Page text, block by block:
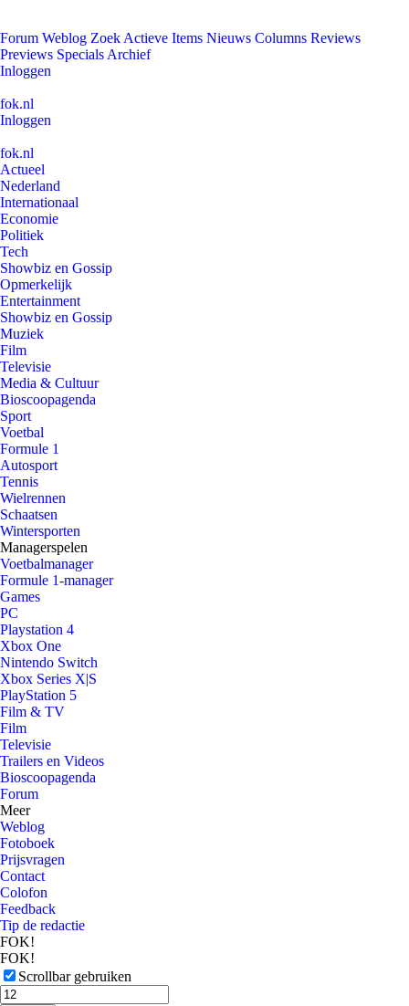
Forum Weblog Zoek Actieve Items Nieuws Columns Reviews
Previews Specials Archief
Inloggen
fok.nl
Inloggen
fok.nl
Actueel
Nederland
Internationaal
Economie
Politiek
Tech
Showbiz en Gossip
Opmerkelijk
Entertainment
Showbiz en Gossip
Muziek
Film
Televisie
Media & Cultuur
Bioscoopagenda
Sport
Voetbal
Formule 1
Autosport
Tennis
Wielrennen
Schaatsen
Wintersporten
Managerspelen
Voetbalmanager
Formule 1-manager
Games
PC
Playstation 4
Xbox One
Nintendo Switch
Xbox Series X|S
PlayStation 5
Film & TV
Film
Televisie
Trailers en Videos
Bioscoopagenda
Forum
Meer
Weblog
Fotoboek
Prijsvragen
Contact
Colofon
Feedback
Tip de redactie
FOK!
FOK!
Scrollbar gebruiken